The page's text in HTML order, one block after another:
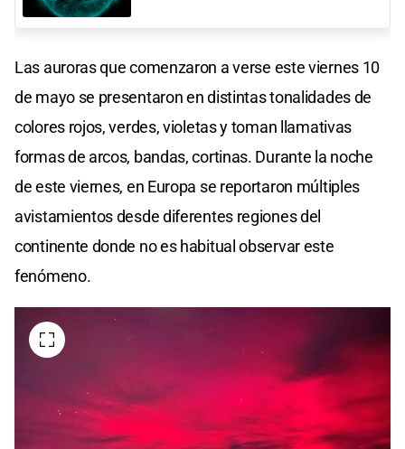
Las auroras que comenzaron a verse este viernes 10
de mayo se presentaron en distintas tonalidades de
colores rojos, verdes, violetas y toman llamativas
formas de arcos, bandas, cortinas. Durante la noche
de este viernes, en Europa se reportaron múltiples
avistamientos desde diferentes regiones del
continente donde no es habitual observar este
fenómeno.